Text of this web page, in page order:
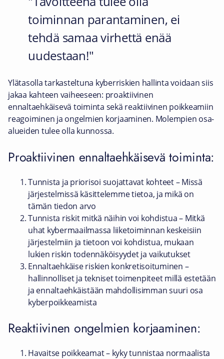
toiminnan parantaminen, ei
tehdä samaa virhettä enää
uudestaan!
Ylätasolla tarkasteltuna kyberriskien hallinta voidaan siis
jakaa kahteen vaiheeseen: proaktiivinen
ennaltaehkäisevä toiminta sekä reaktiivinen poikkeamiin
reagoiminen ja ongelmien korjaaminen. Molempien osa-
alueiden tulee olla kunnossa.
Proaktiivinen ennaltaehkäisevä toiminta:
Tunnista ja priorisoi suojattavat kohteet – Missä
järjestelmissä käsittelemme tietoa, ja mikä on
tämän tiedon arvo
Tunnista riskit mitkä näihin voi kohdistua – Mitkä
uhat kybermaailmassa liiketoiminnan keskeisiin
järjestelmiin ja tietoon voi kohdistua, mukaan
lukien riskin todennäköisyydet ja vaikutukset
Ennaltaehkäise riskien konkretisoituminen –
hallinnolliset ja tekniset toimenpiteet millä estetään
ja ennaltaehkäistään mahdollisimman suuri osa
kyberpoikkeamista
Reaktiivinen ongelmien korjaaminen:
Havaitse poikkeamat – kyky tunnistaa normaalista